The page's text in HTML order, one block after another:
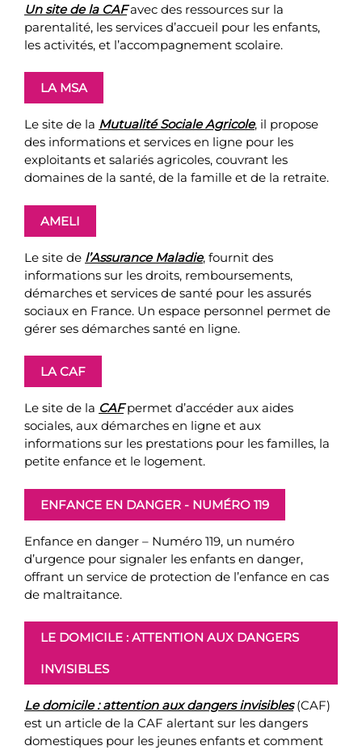
Un site de la CAFavec des ressources sur la
parentalité, les services d’accueil pour les enfants,
les activités, et l’accompagnement scolaire.
LA MSA
Le site de la Mutualité Sociale Agricole, il propose
des informations et services en ligne pour les
exploitants et salariés agricoles, couvrant les
domaines de la santé, de la famille et de la retraite.
AMELI
Le site de l’Assurance Maladie, fournit des
informations sur les droits, remboursements,
démarches et services de santé pour les assurés
sociaux en France. Un espace personnel permet de
gérer ses démarches santé en ligne.
LA CAF
Le site de la CAFpermet d’accéder aux aides
sociales, aux démarches en ligne et aux
informations sur les prestations pour les familles, la
petite enfance et le logement.
ENFANCE EN DANGER - NUMÉRO 119
Enfance en danger – Numéro 119, un numéro
d’urgence pour signaler les enfants en danger,
offrant un service de protection de l’enfance en cas
de maltraitance.
LE DOMICILE : ATTENTION AUX DANGERS
INVISIBLES
Le domicile : attention aux dangers invisibles(CAF)
est un article de la CAF alertant sur les dangers
domestiques pour les jeunes enfants et comment